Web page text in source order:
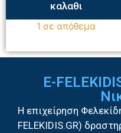
καλαθι
1 σε απόθεμα
E-
Η επιχείρηση
FELEKIDIS.GR)